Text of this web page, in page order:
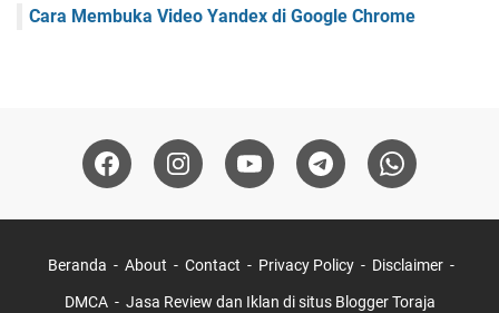
Cara Membuka Video Yandex di Google Chrome
Beranda About Contact Privacy Policy Disclaimer
DMCA Jasa Review dan Iklan di situs Blogger Toraja